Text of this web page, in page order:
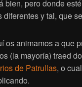
bien, pero donde
diferentes y tal, que
os animamos a que
(la mayoría) traed
de Patrullas, o